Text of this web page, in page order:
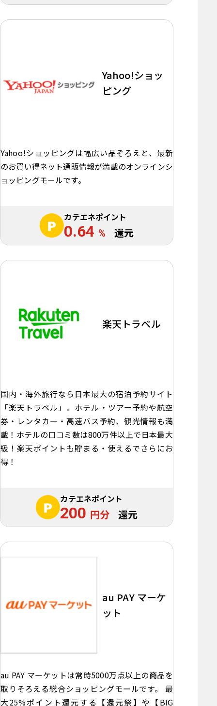
Yahoo!ショッ
ピング
Yahoo!ショッピングは幅広い品ぞろえと、最新
のお買い得ネット通販情報が満載のオンラインシ
ョッピングモールです。
カテエネポイント
0.64 % 還元
楽天トラベル
国内・海外旅行なら日本最大の宿泊予約サイト
「楽天トラベル」。ホテル・ツアー予約や航空
券・レンタカー・高速バス予約、観光情報も満
載！ホテルの口コミ数は800万件以上で日本最大
級！楽天ポイントも貯まる・使えるでさらにお
得！
カテエネポイント
200 円分 還元
au PAY マーケ
ット
au PAY マーケットは常時5000万点以上の商品を
取りそろえる総合ショッピングモールです。 最
大25%ポイント還元する【還元祭】や【BIG